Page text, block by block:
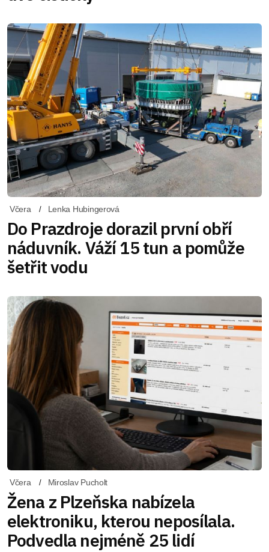
Včera Lenka Hubingerová
Do Prazdroje dorazil první obří
náduvník. Váží 15 tun a pomůže
šetřit vodu
Včera Miroslav Pucholt
Žena z Plzeňska nabízela
elektroniku, kterou neposílala.
Podvedla nejméně 25 lidí